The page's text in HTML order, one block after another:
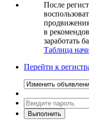
После
в
заработать
Таблица
Перейти к